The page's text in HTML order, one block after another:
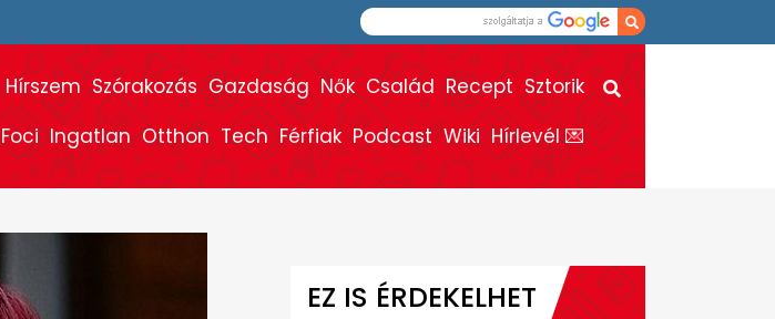
Hírszem Szórakozás Gazdaság Nők Család Recept Sztorik
Foci Ingatlan Otthon Tech Férfiak Podcast Wiki Hírlevél 💌
EZ IS ÉRDEKELHET